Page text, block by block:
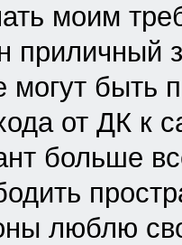
моим
приличный
могут быть
от ДК к
больше
люблю